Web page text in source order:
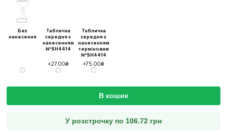
Без
нанесення
Табличка
середня з
нанесенням
№SH4414
+27.00₴
Табличка
середня з
нанесенням
терміновим
№SH4414
+75.00₴
В кошик
У розстрочку по 106.72 грн